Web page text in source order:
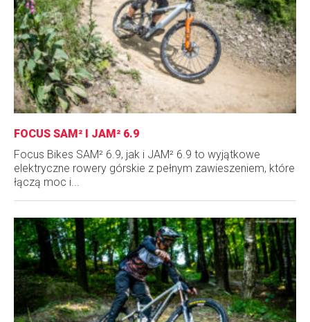
FOCUS SAM² I JAM² 6.9
Focus Bikes SAM² 6.9, jak i JAM² 6.9 to wyjątkowe
elektryczne rowery górskie z pełnym zawieszeniem, które
łączą moc i...